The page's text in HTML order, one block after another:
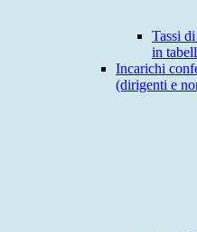
Tassi
in
Incarichi
(dirigenti e